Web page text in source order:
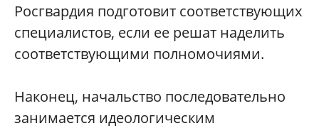
Росгвардия подготовит соответствующих
специалистов, если ее решат наделить
соответствующими полномочиями.
Наконец, начальство последовательно
занимается идеологическим